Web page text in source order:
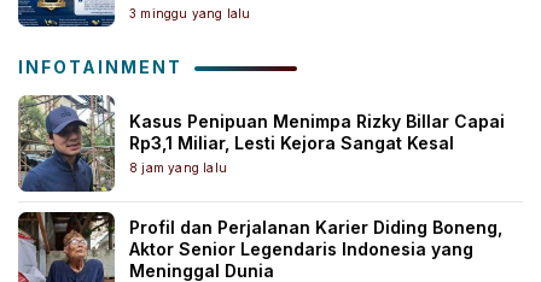
3 minggu yang lalu
INFOTAINMENT
Kasus Penipuan Menimpa Rizky Billar Capai
Rp3,1 Miliar, Lesti Kejora Sangat Kesal
8 jam yang lalu
Profil dan Perjalanan Karier Diding Boneng,
Aktor Senior Legendaris Indonesia yang
Meninggal Dunia